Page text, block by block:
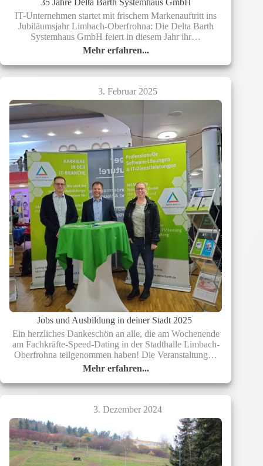
IT-Unternehmen startet mit frischem Markenauftritt ins
Jubiläumsjahr Limbach-Oberfrohna: Die Delta Barth
Systemhaus GmbH feiert in diesem Jahr ihr…
Mehr erfahren...
35
Jahre
Delta
Barth
Systemhaus
GmbH
3. Februar 2025
Jobs und Ausbildung in deiner Stadt 2025
Ein herzliches Dankeschön an alle, die am Wochenende
am Fachkräfte-Speed-Dating in der Stadthalle Limbach-
Oberfrohna teilgenommen haben! Die Veranstaltung…
Mehr erfahren...
Jobs
und
Ausbildung
deiner
Stadt
2025
3. Dezember 2024